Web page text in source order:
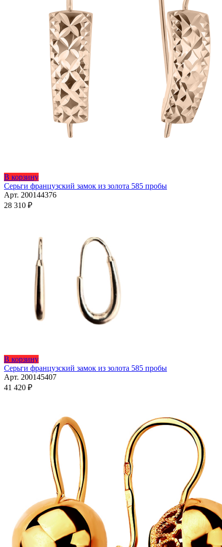
В корзину
Серьги французский замок из золота 585 пробы
Арт. 200144376
28 310 ₽
В корзину
Серьги французский замок из золота 585 пробы
Арт. 200145407
41 420 ₽